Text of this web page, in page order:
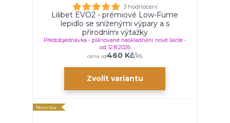
3 hodnocení
Lilibet EVO2 - prémiové Low-Fume
lepidlo se sníženými výpary a s
přírodními výtažky
cena od460 Kč/ks
Předobjednávka - plánované naskladnění nové šarže -
od 12.8.2026
Zvolit variantu
Novinka